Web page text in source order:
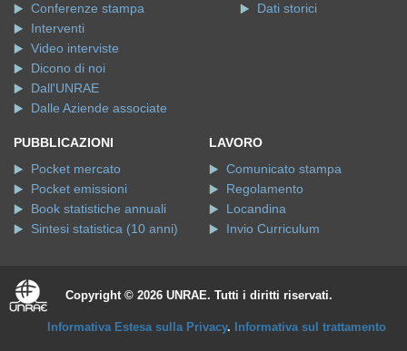
Conferenze stampa
Interventi
Video interviste
Dicono di noi
Dall'UNRAE
Dalle Aziende associate
Dati storici
PUBBLICAZIONI
Pocket mercato
Pocket emissioni
Book statistiche annuali
Sintesi statistica (10 anni)
LAVORO
Comunicato stampa
Regolamento
Locandina
Invio Curriculum
Copyright © 2026 UNRAE. Tutti i diritti riservati.
Informativa Estesa sulla Privacy. Informativa sul trattamento